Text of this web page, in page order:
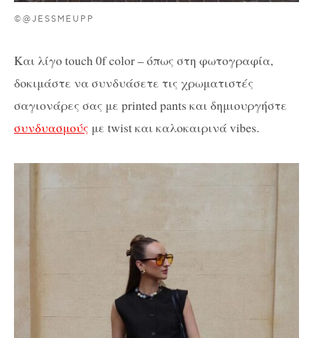
©@JESSMEUPP
Και λίγο touch 0f color – όπως στη φωτογραφία,
δοκιμάστε να συνδυάσετε τις χρωματιστές
σαγιονάρες σας με printed pants και δημιουργήστε
συνδυασμούς με twist και καλοκαιρινά vibes.